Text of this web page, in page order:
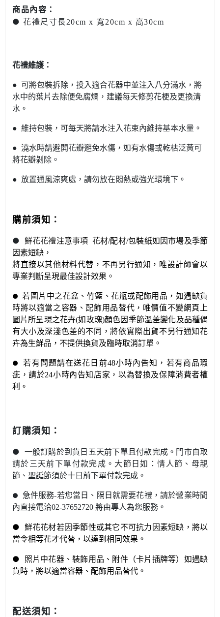
商品內容：
● 花禮尺寸長20cm x 寬20cm x 高30cm
花禮維護：
● 可將包裝拆除，投入適合花器中並注入八分滿水，將
水中的葉片去除便免腐爛，建議每天修剪花梗及更換清
水。
● 維持包裝，可每天將請水注入花束內維持基本水量。
● 澆水時請避開花瓣避免水傷，如有水傷或乾枯泛黃可
將花瓣剝除。
● 放置通風涼爽處，請勿放在悶熱或強光環境下。
購前須知 ：
● 鮮花花禮注意事項 花材/配材/包裝紙如因市場及季節
因素短缺，
將直接以其他材料代替，不再另行通知，唯設計師會以
專業判斷呈現最佳設計效果。
● 若圖片中之花盆、竹籃、花瓶或配飾用品，如遇缺貨
時將以適當之容器、配飾用品替代，唯價值不變網頁上
圖片所呈現之花卉(如玫瑰)顏色因季節溫差變化及品種偶
有大小及深淺色差的不同，將依實際出貨不另行通知花
卉為生鮮品，不提供換貨及臨時取消訂單。
● 若有問題請在送花日前48小時內告知， 若有商品瑕
疵，請於24小時內告知店家，以為替換及保障消費者權
利。
訂購須知 ：
●
一般訂購於到貨日五天前下單且付款完成。門市自取
請於三天前下單付款完成。 大節日如：情人節 、母親
節 、聖誕節須於十日前下單付款完成。
● 急件服務-若您當日 、隔日就需要花禮，請於營業時間
內直接電洽02-37652720 將由專人為您服務。
●
鮮花花材若因季節性或其它不可抗力因素短缺，將以
當令相等花才代替，以達到相同效果。
● 照片中花器、裝飾用品、附件（卡片插牌等）如遇缺
貨時，將以適當容器、配飾用品替代。
配送須知 ：